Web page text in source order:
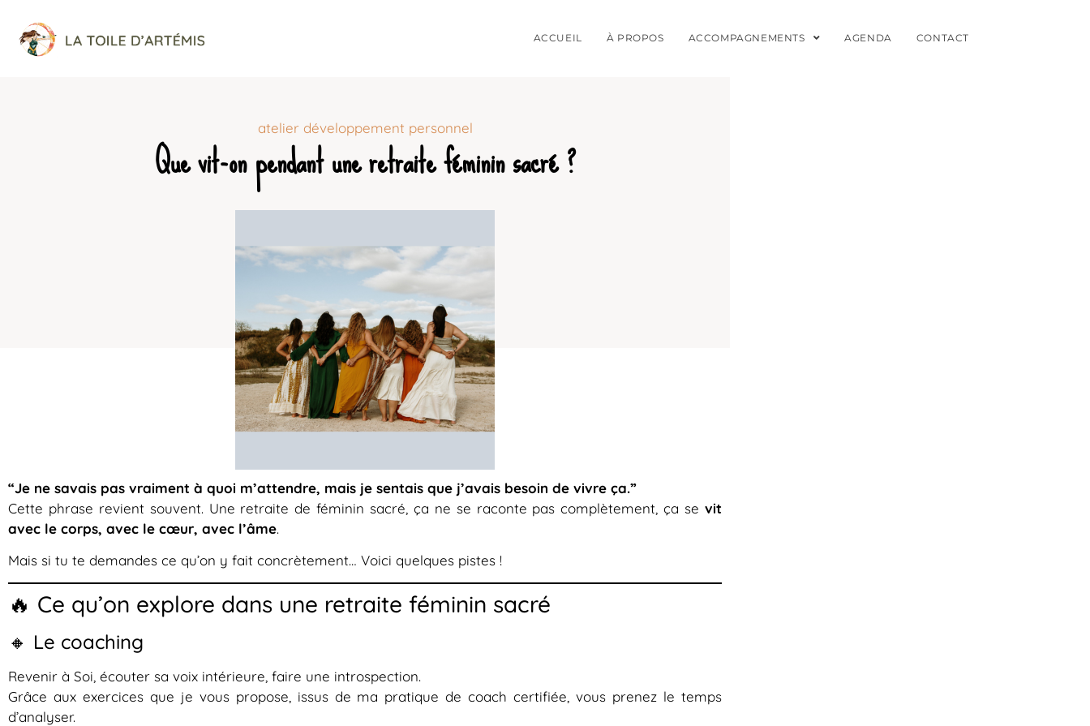
ACCUEIL À PROPOS ACCOMPAGNEMENTS AGENDA CONTACT
atelier développement personnel
Que vit-on pendant une retraite féminin sacré ?
“Je ne savais pas vraiment à quoi m’attendre, mais je sentais que j’avais besoin de vivre ça.”
Cette phrase revient souvent. Une retraite de féminin sacré, ça ne se raconte pas complètement, ça se vit
avec le corps, avec le cœur, avec l’âme.
Mais si tu te demandes ce qu’on y fait concrètement… Voici quelques pistes !
🔥 Ce qu’on explore dans une retraite féminin sacré
🔸 Le coaching
Revenir à Soi, écouter sa voix intérieure, faire une introspection.
Grâce aux exercices que je vous propose, issus de ma pratique de coach certifiée, vous prenez le temps
d’analyser.